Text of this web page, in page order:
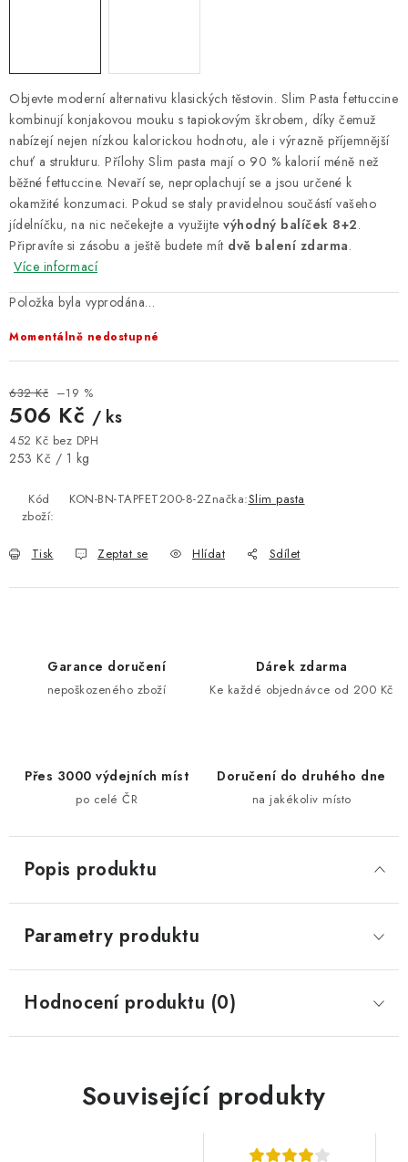
Objevte moderní alternativu klasických těstovin. Slim Pasta fettuccine
kombinují konjakovou mouku s tapiokovým škrobem, díky čemuž
nabízejí nejen nízkou kalorickou hodnotu, ale i výrazně příjemnější
chuť a strukturu. Přílohy Slim pasta mají o 90 % kalorií méně než
běžné fettuccine. Nevaří se, neproplachují se a jsou určené k
okamžité konzumaci. Pokud se staly pravidelnou součástí vašeho
jídelníčku, na nic nečekejte a využijte výhodný balíček 8+2.
Připravíte si zásobu a ještě budete mít dvě balení zdarma.
Více informací
Položka byla vyprodána…
Momentálně nedostupné
632 Kč –19 %
506 Kč / ks
452 Kč bez DPH
Měrná cena:
253 Kč / 1 kg
Kód
zboží:
KON-BN-TAPFET200-8-2Značka:Slim pasta
Tisk Zeptat se Hlídat Sdílet
Garance doručení
nepoškozeného zboží
Dárek zdarma
Ke každé objednávce od 200 Kč
Přes 3000 výdejních míst
po celé ČR
Doručení do druhého dne
na jakékoliv místo
Popis produktu
Parametry produktu
Hodnocení produktu (0)
Související produkty